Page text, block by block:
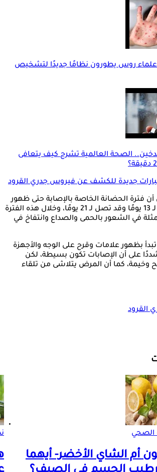
روس يطورون نظامًا جديدًا لتشخيص
الصحة العالمية تشرح كيف يتعافى
جديدة للكشف عن فيروس جدري القرود
أن فترة الحضانة الخاصة بالإصابة حتى ظهور
الأعراض تمتد من 6 لـ 13 يومًا وقد تصل لـ 21 يومًا، وخلال هذه الفترة
في الشعور بالحمى والصداع وانتفاخ في
بظهور علامات وقرح على الوجه والأجهزة
على أن الإصابات تكون بسيطة، لكن
وخيمة، كما أن المرض يتلاشى من تلقاء
القرود
الصحي
أم الشاي الأخضر- أيهما